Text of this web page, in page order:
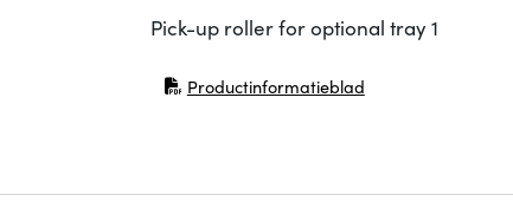
Pick-up roller for optional tray 1
Productinformatieblad
(opent in nieuw venster)